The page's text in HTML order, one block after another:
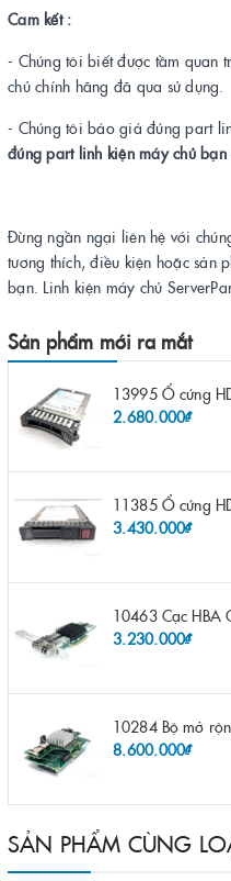
Cam kết :
- Chúng tôi biết được tầm quan
chủ chính hãng đã qua sử dụng.
- Chúng tôi báo giá đúng part
đúng part linh kiện máy chủ bạn
Đừng ngần ngại liên hệ với
tương thích, điều kiện hoặc sản
bạn. Linh kiện máy chủ
Sản phẩm mới ra mắt
2.680.000₫
3.430.000₫
3.230.000₫
8.600.000₫
SẢN PHẨM CÙNG